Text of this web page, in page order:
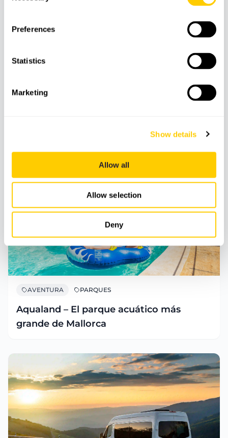
Preferences
Statistics
Marketing
Show details
Allow all
Allow selection
Deny
AVENTURA PARQUES
Aqualand – El parque acuático más
grande de Mallorca